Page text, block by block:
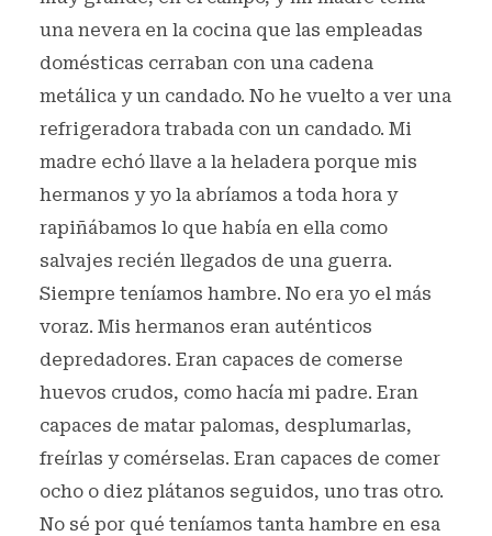
una nevera en la cocina que las empleadas
domésticas cerraban con una cadena
metálica y un candado. No he vuelto a ver una
refrigeradora trabada con un candado. Mi
madre echó llave a la heladera porque mis
hermanos y yo la abríamos a toda hora y
rapiñábamos lo que había en ella como
salvajes recién llegados de una guerra.
Siempre teníamos hambre. No era yo el más
voraz. Mis hermanos eran auténticos
depredadores. Eran capaces de comerse
huevos crudos, como hacía mi padre. Eran
capaces de matar palomas, desplumarlas,
freírlas y comérselas. Eran capaces de comer
ocho o diez plátanos seguidos, uno tras otro.
No sé por qué teníamos tanta hambre en esa